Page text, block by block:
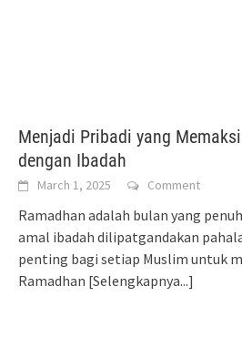
Menjadi Pribadi yang
dengan Ibadah
March 1, 2025 Comment
Ramadhan adalah bulan yang
amal ibadah dilipatgandakan
penting bagi setiap Muslim untuk
Ramadhan [Selengkapnya...]